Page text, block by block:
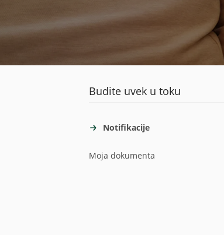
Budite uvek u toku
Notifikacije
Moja dokumenta